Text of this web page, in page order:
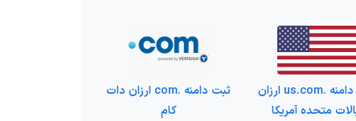
ثبت دامنه .us.com ارزان
متحده آمریکا
ثبت دامنه .com ارزان دات
کام